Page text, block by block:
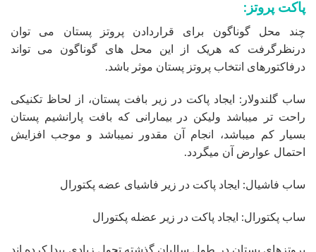
پاکت پروتز:
چند محل گوناگون برای قراردادن پروتز پستان می توان
درنظرگرفت که هریک از این محل های گوناگون می تواند
درفاکتورهای انتخاب پروتز پستان موثر باشد.
ساب گلندولار: ایجاد پاکت در زیر بافت پستان، از لحاظ تکنیکی
راحت تر میباشد ولیکن در بیمارانی که بافت پارانشیم پستان
بسیار کم میباشد، انجام آن مقدور نمیباشد و موجب افزایش
احتمال عوارض آن میگردد.
ساب فاشیال: ایجاد پاکت در زیر فاشیای عضه پکتورال
ساب پکتورال: ایجاد پاکت در زیر عضله پکتورال
پروتزهای پستان در طول سالیان گذشته تحول زیادی پیدا کرده اند